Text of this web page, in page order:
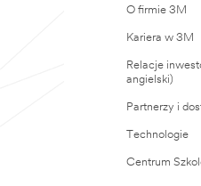
O firmie 3M
Kariera w 3M
Relacje
angielski)
Partnerzy i
Technologie
Centrum